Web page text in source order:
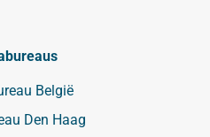
België
Den Haag